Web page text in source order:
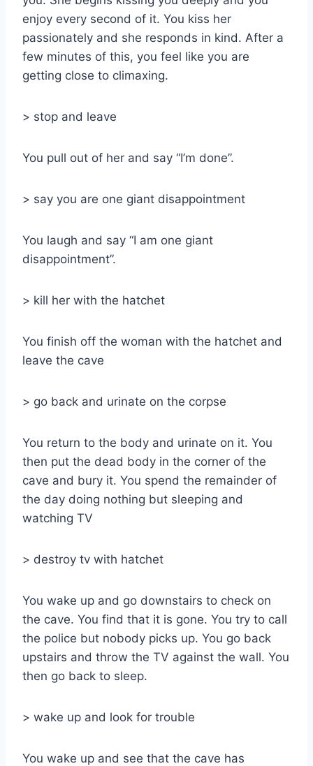
enjoy every second of it. You kiss her
passionately and she responds in kind. After a
few minutes of this, you feel like you are
getting close to climaxing.
> stop and leave
You pull out of her and say “I’m done”.
> say you are one giant disappointment
You laugh and say “I am one giant
disappointment”.
> kill her with the hatchet
You finish off the woman with the hatchet and
leave the cave
> go back and urinate on the corpse
You return to the body and urinate on it. You
then put the dead body in the corner of the
cave and bury it. You spend the remainder of
the day doing nothing but sleeping and
watching TV
> destroy tv with hatchet
You wake up and go downstairs to check on
the cave. You find that it is gone. You try to call
the police but nobody picks up. You go back
upstairs and throw the TV against the wall. You
then go back to sleep.
> wake up and look for trouble
You wake up and see that the cave has